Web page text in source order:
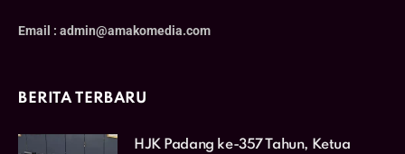
Email : admin@amakomedia.com
BERITA TERBARU
HJK Padang ke-357 Tahun, Ketua